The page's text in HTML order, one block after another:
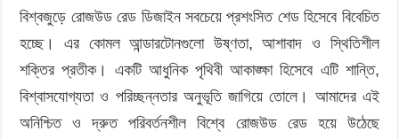
বিশ্বজুড়ে রোজউড রেড ডিজাইন সবচেয়ে প্রশংসিত শেড হিসেবে বিবেচিত
হচ্ছে। এর কোমল আন্ডারটোনগুলো উষ্ণতা, আশাবাদ ও স্থিতিশীল
শক্তির প্রতীক। একটি আধুনিক পৃথিবী আকাঙ্ক্ষা হিসেবে এটি শান্তি,
বিশ্বাসযোগ্যতা ও পরিচ্ছন্নতার অনুভূতি জাগিয়ে তোলে। আমাদের এই
অনিশ্চিত ও দ্রুত পরিবর্তনশীল বিশ্বে রোজউড রেড হয়ে উঠেছে